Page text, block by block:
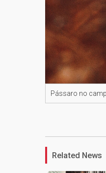
Pássaro no
Related News